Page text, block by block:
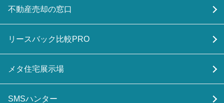
不動産売却の窓口
リースバック比較PRO
メタ住宅展示場
SMSハンター